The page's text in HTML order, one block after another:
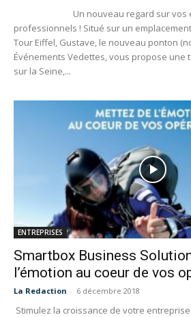
Un nouveau regard sur vos
professionnels ! Situé sur un
Tour Eiffel, Gustave, le nouveau ponton
Événements Vedettes, vous propose une
sur la Seine,...
ENTREPRISES
Smartbox Business
l’émotion au coeur de vos
La Redaction - 6 décembre 2018
Stimulez la croissance de votre